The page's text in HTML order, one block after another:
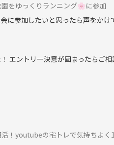
園をゆっくりランニング🌸に参加
に参加したいと思ったら声をかけ
エントリー決意が固まったらご
活！youtubeの宅トレで気持ちよ